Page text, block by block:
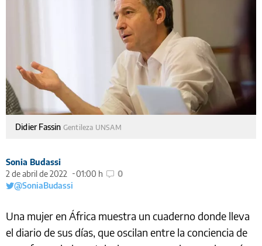
Didier Fassin Gentileza UNSAM
Sonia Budassi
2 de abril de 2022
01:00 h
0
@SoniaBudassi
Una mujer en África muestra un cuaderno donde lleva
el diario de sus días, que oscilan entre la conciencia de